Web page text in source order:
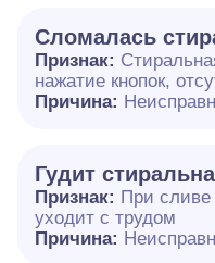
Сломалась
Признак:
нажатие кнопок,
Причина:
Гудит
Признак: При сливе
уходит с трудом
Причина: